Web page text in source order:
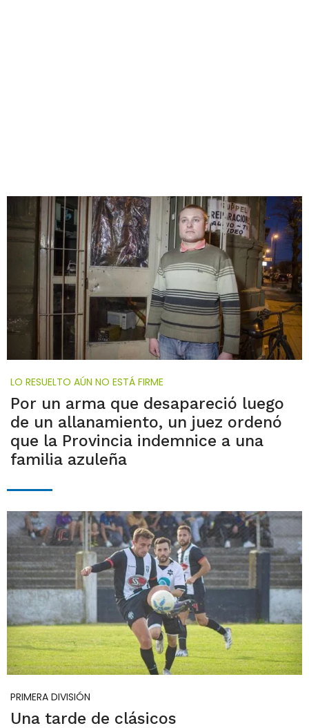
LO RESUELTO AÚN NO ESTÁ FIRME
Por un arma que desapareció luego
de un allanamiento, un juez ordenó
que la Provincia indemnice a una
familia azuleña
PRIMERA DIVISIÓN
Una tarde de clásicos